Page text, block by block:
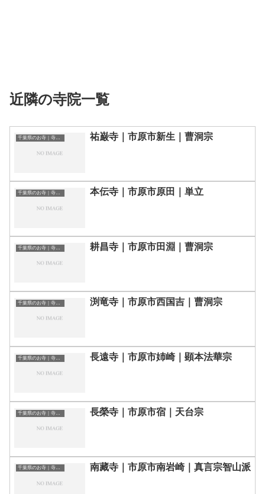
近隣の寺院一覧
千葉県のお寺｜寺院一覧 祐巌寺｜市原市新生｜曹洞宗
千葉県のお寺｜寺院一覧 本伝寺｜市原市原田｜単立
千葉県のお寺｜寺院一覧 耕昌寺｜市原市田淵｜曹洞宗
千葉県のお寺｜寺院一覧 渕竜寺｜市原市西国吉｜曹洞宗
千葉県のお寺｜寺院一覧 長遠寺｜市原市姉崎｜顕本法華宗
千葉県のお寺｜寺院一覧 長榮寺｜市原市宿｜天台宗
千葉県のお寺｜寺院一覧 南藏寺｜市原市南岩崎｜真言宗智山派